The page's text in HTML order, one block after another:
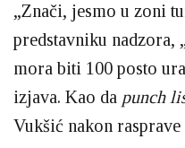
„Znači, jesmo u zoni
predstavniku nadzora,
mora biti 100 posto
izjava. Kao da punch
Vukšić nakon rasprave